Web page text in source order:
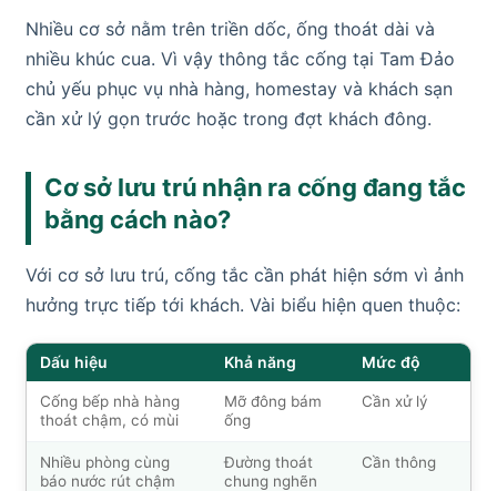
Nhiều cơ sở nằm trên triền dốc, ống thoát dài và
nhiều khúc cua. Vì vậy thông tắc cống tại Tam Đảo
chủ yếu phục vụ nhà hàng, homestay và khách sạn
cần xử lý gọn trước hoặc trong đợt khách đông.
Cơ sở lưu trú nhận ra cống đang tắc
bằng cách nào?
Với cơ sở lưu trú, cống tắc cần phát hiện sớm vì ảnh
hưởng trực tiếp tới khách. Vài biểu hiện quen thuộc:
Dấu hiệu Khả năng Mức độ
Cống bếp nhà hàng
thoát chậm, có mùi
Mỡ đông bám
ống
Cần xử lý
Nhiều phòng cùng
báo nước rút chậm
Đường thoát
chung nghẽn
Cần thông